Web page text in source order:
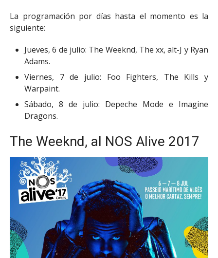
La programación por días hasta el momento es la
siguiente:
Jueves, 6 de julio: The Weeknd, The xx, alt-J y Ryan
Adams.
Viernes, 7 de julio: Foo Fighters, The Kills y
Warpaint.
Sábado, 8 de julio: Depeche Mode e Imagine
Dragons.
The Weeknd, al NOS Alive 2017